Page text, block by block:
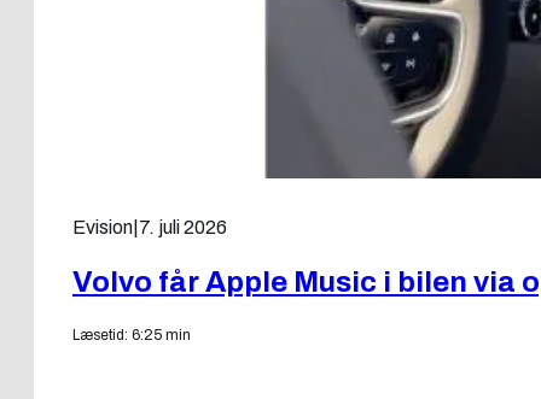
Evision 7. juli 2026
Volvo får Apple Music i bilen via
Læsetid: 6:25 min